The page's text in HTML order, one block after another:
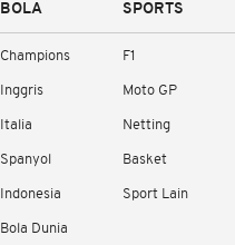
BOLA
Champions
Inggris
Italia
Spanyol
Indonesia
Bola Dunia
SPORTS
F1
Moto GP
Netting
Basket
Sport Lain